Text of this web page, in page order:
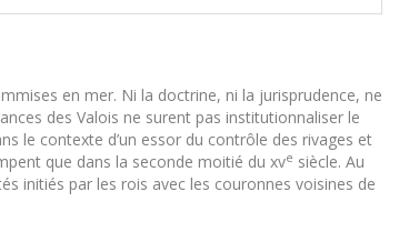
en mer. Ni la doctrine, ni la jurisprudence, ne
des Valois ne surent pas institutionnaliser le
le contexte d’un essor du contrôle des rivages et
que dans la seconde moitié du xve siècle. Au
initiés par les rois avec les couronnes voisines de